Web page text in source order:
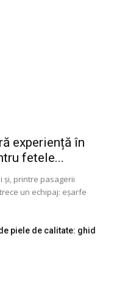
experiență în
fetele...
și, printre pasagerii
un echipaj: eșarfe
piele de calitate: ghid